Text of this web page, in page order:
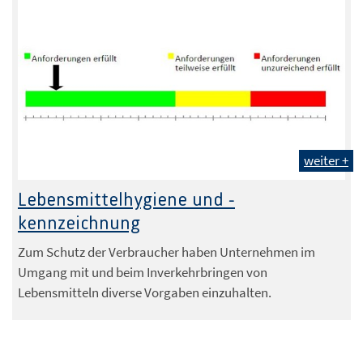
weiter +
Lebensmittelhygiene und -
kennzeichnung
Zum Schutz der Verbraucher haben Unternehmen im
Umgang mit und beim Inverkehrbringen von
Lebensmitteln diverse Vorgaben einzuhalten.